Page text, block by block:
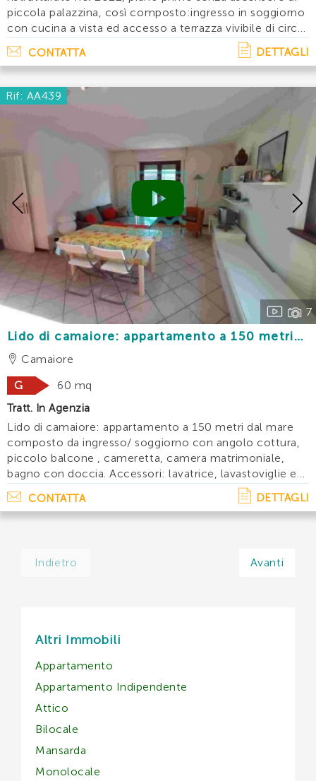
piccola palazzina, così composto:ingresso in soggiorno
con cucina a vista ed accesso a terrazza vivibile di circa
35 mq, due camere matrimoniali, camera media e due
bagni con doccia. L' immobile è. . .
CONTATTA DETTAGLI
Rif: AA439
7
Previous
Lido di camaiore: appartamento a 150 metri
dal mare
Camaiore
G
60 mq
Tratt. In Agenzia
Lido di camaiore: appartamento a 150 metri dal mare
composto da ingresso/ soggiorno con angolo cottura,
piccolo balcone , cameretta, camera matrimoniale,
bagno con doccia. Accessori: lavatrice, lavastoviglie e
tv. Disponibilita' e prezzi: maggio:giugno: €
1500 luglio:agosto: € 2. . .
CONTATTA DETTAGLI
Indietro Avanti
Altri Immobili
Appartamento
Appartamento Indipendente
Attico
Bilocale
Mansarda
Monolocale